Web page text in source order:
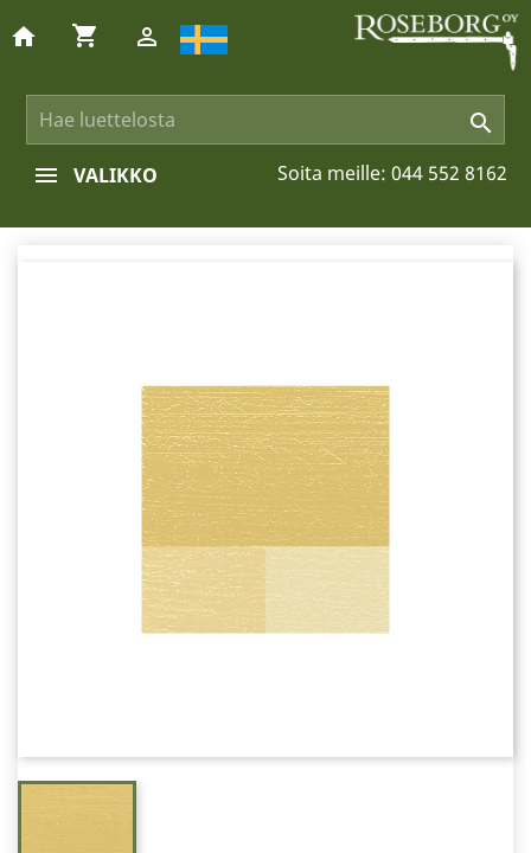

home shopping_cart 
Soita meille: 044 552 8162
VALIKKO